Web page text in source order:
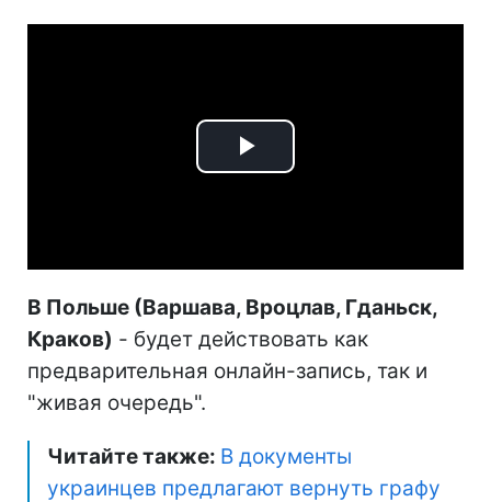
Play
В Польше (Варшава, Вроцлав, Гданьск,
Краков) - будет действовать как
предварительная онлайн-запись, так и
"живая очередь".
Читайте также: В документы
украинцев предлагают вернуть графу